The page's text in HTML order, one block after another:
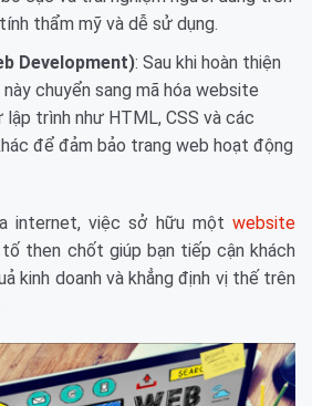
thẩm mỹ và dễ sử dụng.
Development): Sau khi hoàn thiện
chuyển sang mã hóa website
lập trình như HTML, CSS và các
để đảm bảo trang web hoạt động
internet, việc sở hữu một website
tố then chốt giúp bạn tiếp cận khách
kinh doanh và khẳng định vị thế trên